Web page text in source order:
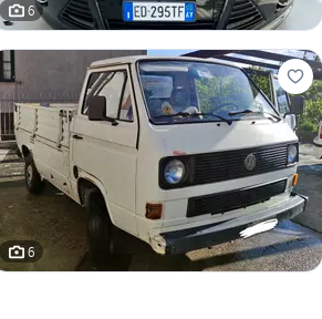
6
6